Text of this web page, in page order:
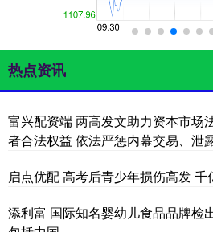
热点资讯
富兴配资端 两高发文助力资本市场
者合法权益 依法严惩内幕交易、泄
启点优配 高考后青少年损伤高发
添利富 国际知名婴幼儿食品品牌检